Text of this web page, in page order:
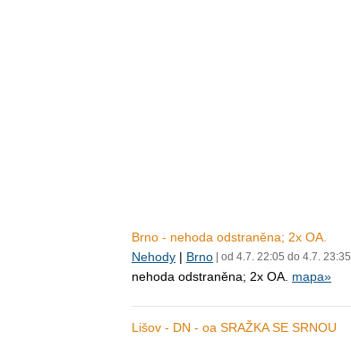
Brno - nehoda odstraněna; 2x OA.
Nehody | Brno | od 4.7. 22:05 do 4.7. 23:35
nehoda odstraněna; 2x OA. mapa»
Lišov - DN - oa SRAŽKA SE SRNOU